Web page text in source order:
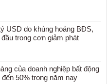
USD do khủng hoảng BĐS,
trong cơn giảm phát
của doanh nghiệp bất động
50% trong năm nay